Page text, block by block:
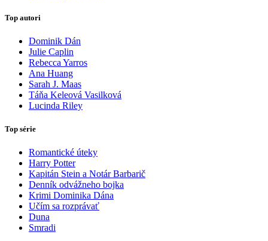
Top autori
Dominik Dán
Julie Caplin
Rebecca Yarros
Ana Huang
Sarah J. Maas
Táňa Keleová Vasilková
Lucinda Riley
Top série
Romantické úteky
Harry Potter
Kapitán Stein a Notár Barbarič
Denník odvážneho bojka
Krimi Dominika Dána
Učím sa rozprávať
Duna
Smradi